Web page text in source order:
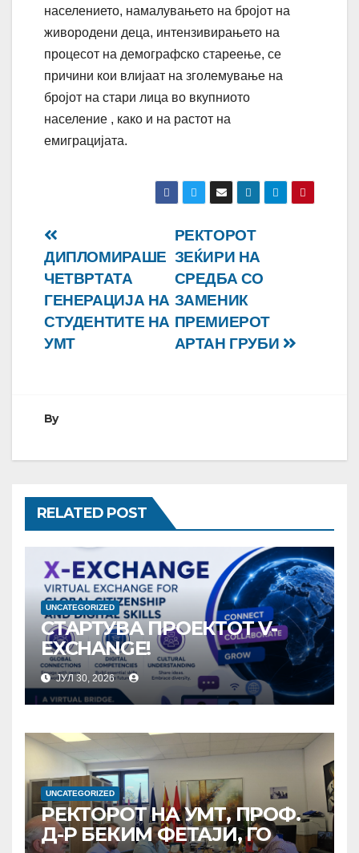
населението, намалувањето на бројот на
живородени деца, интензивирањето на
процесот на демографско стареење, се
причини кои влијаат на зголемување на
бројот на стари лица во вкупниото
население , како и на растот на
емиграцијата.
Навигација
на
напис
РЕКТОРОТ
ЗЕЌИРИ НА
СРЕДБА СО
ЗАМЕНИК
ПРЕМИЕРОТ
АРТАН ГРУБИ
ДИПЛОМИРАШЕ
ЧЕТВРТАТА
ГЕНЕРАЦИЈА НА
СТУДЕНТИТЕ НА
УМТ
By
RELATED POST
UNCATEGORIZED
СТАРТУВА ПРОЕКТОТ V-
EXCHANGE!
УНИВЕРЗИТЕТОТ „МАЈКА
ТЕРЕЗА“ ВО СКОПЈЕ ЈА
ПРЕДВОДИ
МЕЃУНАРОДНАТА
ИНИЦИЈАТИВА ЗА
ДИГИТАЛНО
ОБРАЗОВАНИЕ И
ГЛОБАЛНО ГРАЃАНСТВО
ЈУЛ 30, 2026
UNCATEGORIZED
РЕКТОРОТ НА УМТ, ПРОФ.
Д-Р БЕКИМ ФЕТАЈИ, ГО